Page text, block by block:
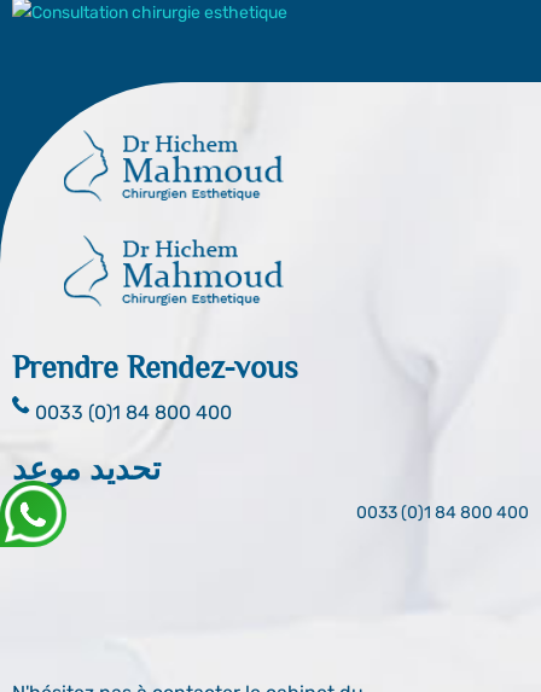
Prendre Rendez-vous
0033 (0)1 84 800 400
تحديد موعد
0033 (0)1 84 800 400